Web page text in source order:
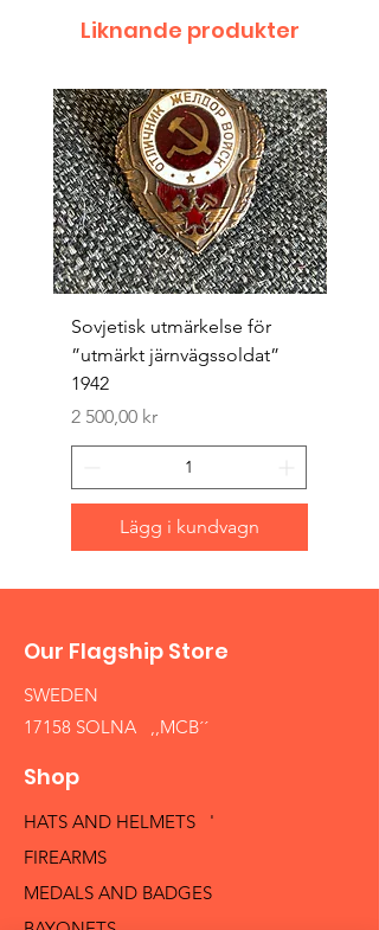
Liknande produkter
Sovjetisk utmärkelse för
”utmärkt järnvägssoldat”
1942
Pris
2 500,00 kr
Lägg i kundvagn
Our Flagship Store
SWEDEN
17158 SOLNA ,,MCB´´
Shop
HATS AND HELMETS '
FIREARMS
MEDALS AND BADGES